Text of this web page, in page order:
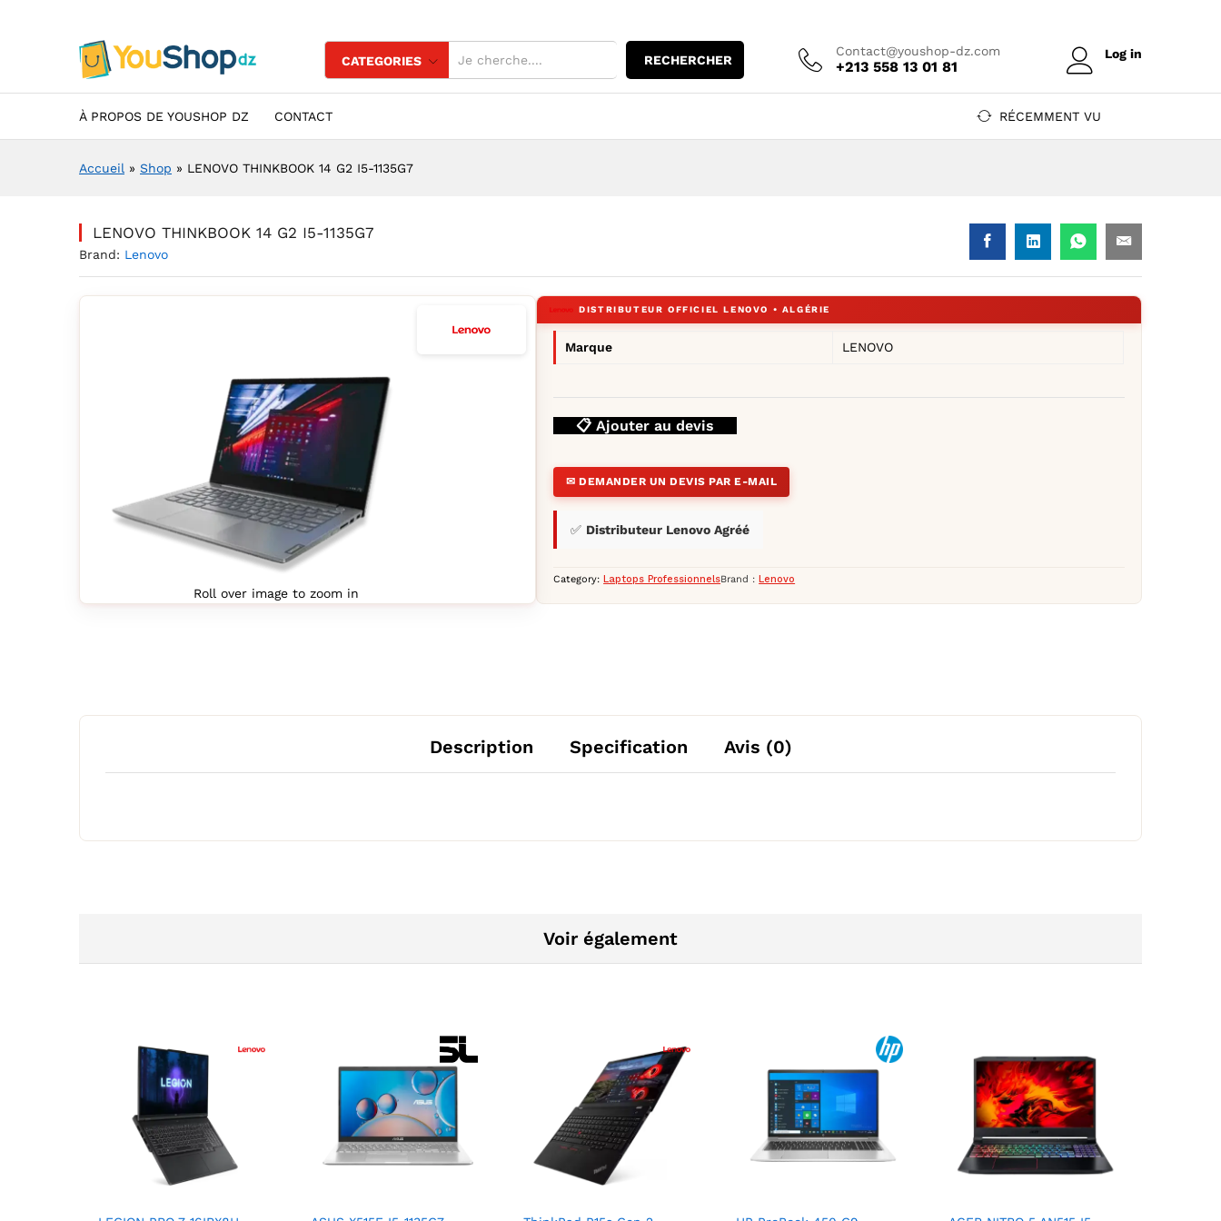
CATEGORIES RECHERCHER
Contact@youshop-dz.com
+213 558 13 01 81
Log in
À PROPOS DE YOUSHOP DZ CONTACT RÉCEMMENT VU
Accueil » Shop » LENOVO THINKBOOK 14 G2 I5-1135G7
LENOVO THINKBOOK 14 G2 I5-1135G7
Brand: Lenovo
Roll over image to zoom in
Marque LENOVO
📋 Ajouter au devis
✉ DEMANDER UN DEVIS PAR E-MAIL
✅ Distributeur Lenovo Agréé
Category:Laptops ProfessionnelsBrand :Lenovo
Description Specification Avis (0)
Voir également